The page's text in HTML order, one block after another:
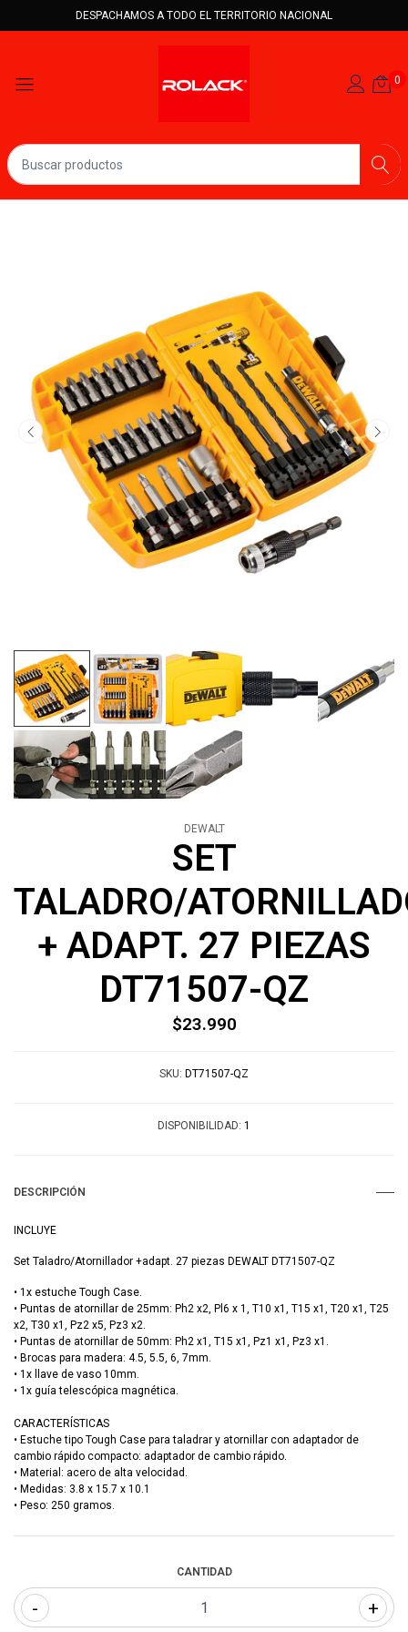
DESPACHAMOS A TODO EL TERRITORIO NACIONAL
0
DEWALT
SET
TALADRO/
+ ADAPT. 27 PIEZAS
DT71507-QZ
$23.990
SKU: DT71507-QZ
DISPONIBILIDAD: 1
DESCRIPCIÓN
INCLUYE
Set Taladro/Atornillador +adapt. 27 piezas DEWALT DT71507-QZ
• 1x estuche Tough Case.
• Puntas de atornillar de 25mm: Ph2 x2, Pl6 x 1, T10 x1, T15 x1, T20 x1, T25
x2, T30 x1, Pz2 x5, Pz3 x2.
• Puntas de atornillar de 50mm: Ph2 x1, T15 x1, Pz1 x1, Pz3 x1.
• Brocas para madera: 4.5, 5.5, 6, 7mm.
• 1x llave de vaso 10mm.
• 1x guía telescópica magnética.
CARACTERÍSTICAS
• Estuche tipo Tough Case para taladrar y atornillar con adaptador de
cambio rápido compacto: adaptador de cambio rápido.
• Material: acero de alta velocidad.
• Medidas: 3.8 x 15.7 x 10.1
• Peso: 250 gramos.
CANTIDAD
+
-